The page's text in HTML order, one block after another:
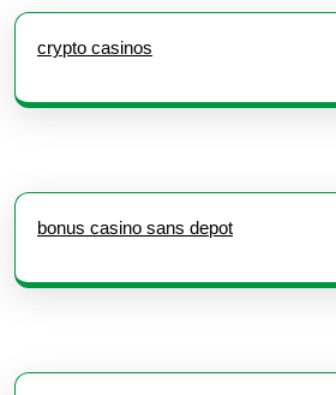
crypto casinos
bonus casino sans depot